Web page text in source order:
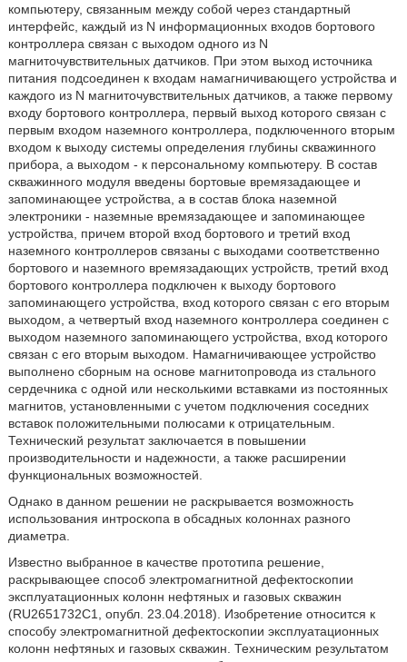
компьютеру, связанным между собой через стандартный
интерфейс, каждый из N информационных входов бортового
контроллера связан с выходом одного из N
магниточувствительных датчиков. При этом выход источника
питания подсоединен к входам намагничивающего устройства и
каждого из N магниточувствительных датчиков, а также первому
входу бортового контроллера, первый выход которого связан с
первым входом наземного контроллера, подключенного вторым
входом к выходу системы определения глубины скважинного
прибора, а выходом - к персональному компьютеру. В состав
скважинного модуля введены бортовые времязадающее и
запоминающее устройства, а в состав блока наземной
электроники - наземные времязадающее и запоминающее
устройства, причем второй вход бортового и третий вход
наземного контроллеров связаны с выходами соответственно
бортового и наземного времязадающих устройств, третий вход
бортового контроллера подключен к выходу бортового
запоминающего устройства, вход которого связан с его вторым
выходом, а четвертый вход наземного контроллера соединен с
выходом наземного запоминающего устройства, вход которого
связан с его вторым выходом. Намагничивающее устройство
выполнено сборным на основе магнитопровода из стального
сердечника с одной или несколькими вставками из постоянных
магнитов, установленными с учетом подключения соседних
вставок положительными полюсами к отрицательным.
Технический результат заключается в повышении
производительности и надежности, а также расширении
функциональных возможностей.
Однако в данном решении не раскрывается возможность
использования интроскопа в обсадных колоннах разного
диаметра.
Известно выбранное в качестве прототипа решение,
раскрывающее способ электромагнитной дефектоскопии
эксплуатационных колонн нефтяных и газовых скважин
(RU2651732C1, опубл. 23.04.2018). Изобретение относится к
способу электромагнитной дефектоскопии эксплуатационных
колонн нефтяных и газовых скважин. Техническим результатом